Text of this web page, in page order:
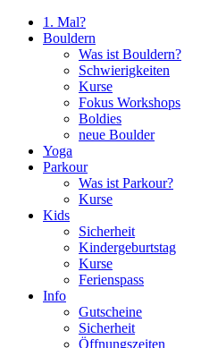
1. Mal?
Bouldern
Was ist Bouldern?
Schwierigkeiten
Kurse
Fokus Workshops
Boldies
neue Boulder
Yoga
Parkour
Was ist Parkour?
Kurse
Kids
Sicherheit
Kindergeburtstag
Kurse
Ferienspass
Info
Gutscheine
Sicherheit
Öffnungszeiten